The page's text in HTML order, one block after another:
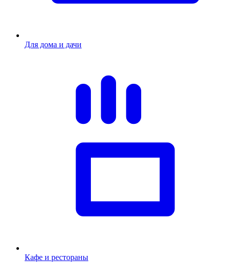
Для дома и дачи
Кафе и рестораны